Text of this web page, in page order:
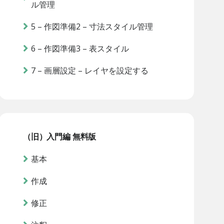
ル管理
5 – 作図準備2 – 寸法スタイル管理
6 – 作図準備3 – 表スタイル
7 – 画層設定 – レイヤを設定する
（旧）入門編 無料版
基本
作成
修正